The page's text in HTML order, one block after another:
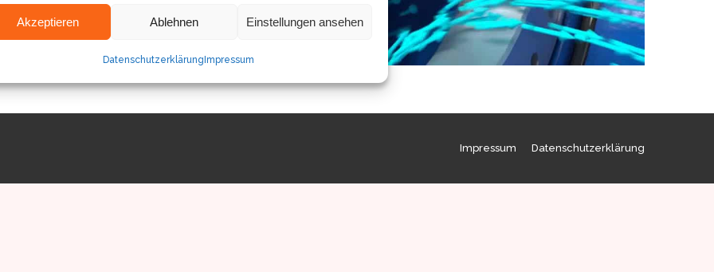
Akzeptieren Ablehnen Einstellungen ansehen
Datenschutzerklärung Impressum
Impressum Datenschutzerklärung